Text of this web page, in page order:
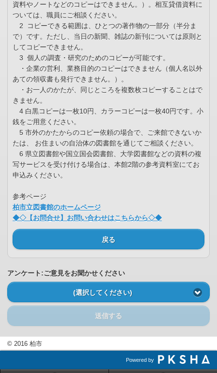
資料やノートなどのコピーはできません。）。相互貸借資料に
ついては、職員にご相談ください。
2 コピーできる範囲は、ひとつの著作物の一部分（半分ま
で）です。ただし、当日の新聞、雑誌の新刊については原則と
してコピーできません。
3 個人の調査・研究のためのコピーが可能です。
・企業の営利、業務目的のコピーはできません（個人名以外
あての領収書も発行できません。）。
・お一人のかたが、同じところを複数枚コピーすることはで
きません。
4 白黒コピーは一枚10円、カラーコピーは一枚40円です。小
銭をご用意ください。
5 市外のかたからのコピー依頼の場合で、ご来館できないか
たは、 お住まいの自治体の図書館を通じてご相談ください。
6 県立図書館や国立国会図書館、大学図書館などの資料の複
写サービスを受け付ける場合は、本館2階の参考資料室にてお
申込みください。
参考ページ
柏市立図書館のホームページ
◆◇【お問合せ】お問い合わせはこちらから◇◆
戻る
アンケート:ご意見をお聞かせください
(選択してください)
送信する
© 2016 柏市
Powered by